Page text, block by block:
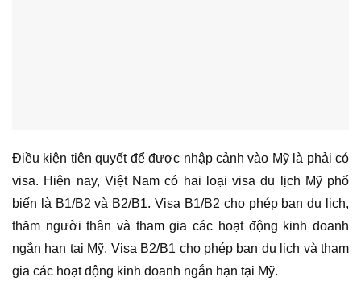
Điều kiện tiên quyết để được nhập cảnh vào Mỹ là phải có
visa. Hiện nay, Việt Nam có hai loại visa du lịch Mỹ phổ
biến là B1/B2 và B2/B1. Visa B1/B2 cho phép bạn du lịch,
thăm người thân và tham gia các hoạt động kinh doanh
ngắn hạn tại Mỹ. Visa B2/B1 cho phép bạn du lịch và tham
gia các hoạt động kinh doanh ngắn hạn tại Mỹ.